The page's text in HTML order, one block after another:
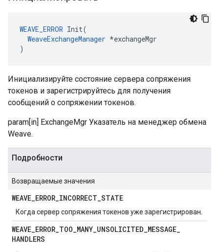
WEAVE_ERROR Init(
WeaveExchangeManager *exchangeMgr
)
Инициализируйте состояние сервера сопряжения
токенов и зарегистрируйтесь для получения
сообщений о сопряжении токенов.
param[in] ExchangeMgr Указатель на менеджер обмена
Weave.
Подробности
Возвращаемые значения
WEAVE_ERROR_INCORRECT_STATE
Когда сервер сопряжения токенов уже зарегистрирован.
WEAVE_ERROR_TOO_MANY_UNSOLICITED_MESSAGE_
HANDLERS